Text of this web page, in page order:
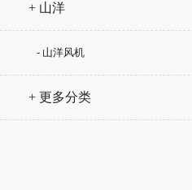
+ 山洋
- 山洋风机
+ 更多分类